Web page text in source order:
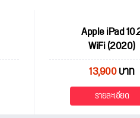
Apple iPad
WiFi (2020)
13,900บาท
รายละเอียด